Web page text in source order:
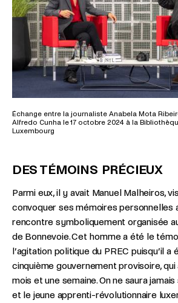
Échange entre la journaliste Anabela Mota
Alfredo Cunha le 17 octobre 2024 à la
Luxembourg
DES TÉMOINS PRÉCIEUX
Parmi eux, il y avait Manuel Malheiros,
convoquer ses mémoires personnelles
rencontre symboliquement organisée
de Bonnevoie. Cet homme a été le
l’agitation politique du PREC puisqu’il a
cinquième gouvernement provisoire, qui
mois et une semaine. On ne saura
et le jeune apprenti-révolutionnaire